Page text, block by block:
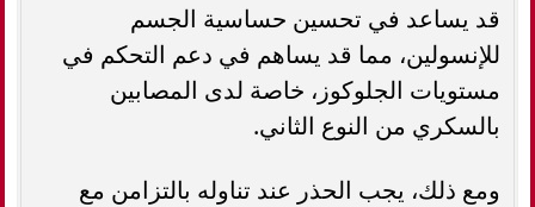
قد يساعد في تحسين حساسية الجسم
للإنسولين، مما قد يساهم في دعم التحكم في
مستويات الجلوكوز، خاصة لدى المصابين
بالسكري من النوع الثاني.
ومع ذلك، يجب الحذر عند تناوله بالتزامن مع